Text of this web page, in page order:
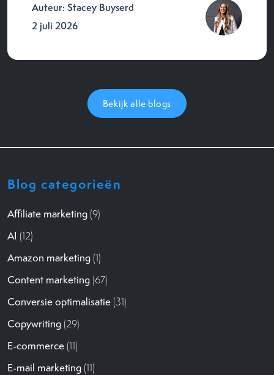
Auteur: Stacey Buyserd
2 juli 2026
Bekijk alle blogs
Blog categorieën
Affiliate marketing (9)
AI (12)
Amazon marketing (1)
Content marketing (67)
Conversie optimalisatie (31)
Copywriting (29)
E-commerce (11)
E-mail marketing (11)